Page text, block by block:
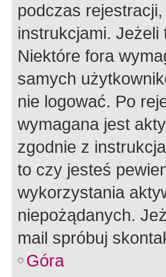
podczas
instrukcjami.
Niektóre fora
samych
nie logować. Po
wymagana jest
zgodnie z
to czy jesteś
wykorzystania
niepożądanych.
mail spróbuj
Góra